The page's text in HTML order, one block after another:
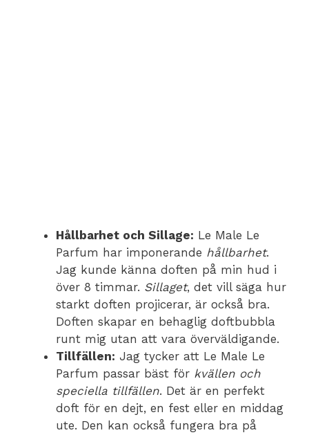
Hållbarhet och Sillage: Le Male Le
Parfum har imponerande hållbarhet.
Jag kunde känna doften på min hud i
över 8 timmar. Sillaget, det vill säga hur
starkt doften projicerar, är också bra.
Doften skapar en behaglig doftbubbla
runt mig utan att vara överväldigande.
Tillfällen: Jag tycker att Le Male Le
Parfum passar bäst för kvällen och
speciella tillfällen. Det är en perfekt
doft för en dejt, en fest eller en middag
ute. Den kan också fungera bra på